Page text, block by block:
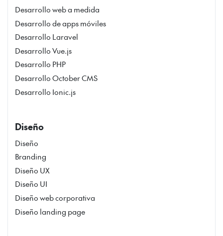
Desarrollo web a medida
Desarrollo de apps móviles
Desarrollo Laravel
Desarrollo Vue.js
Desarrollo PHP
Desarrollo October CMS
Desarrollo Ionic.js
Diseño
Diseño
Branding
Diseño UX
Diseño UI
Diseño web corporativa
Diseño landing page